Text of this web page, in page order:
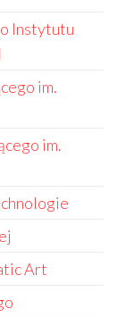
Instytutu
im.
im.
Art